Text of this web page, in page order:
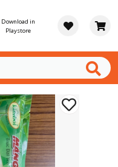
Download in
Playstore